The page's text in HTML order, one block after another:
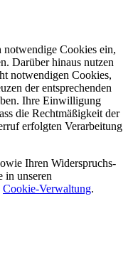
notwendige Cookies ein,
Darüber hinaus nutzen
notwendigen Cookies,
der entsprechenden
Ihre Einwilligung
die Rechtmäßigkeit der
erfolgten Verarbeitung
Ihren Widerspruchs-
in unseren
Cookie-Verwaltung​.